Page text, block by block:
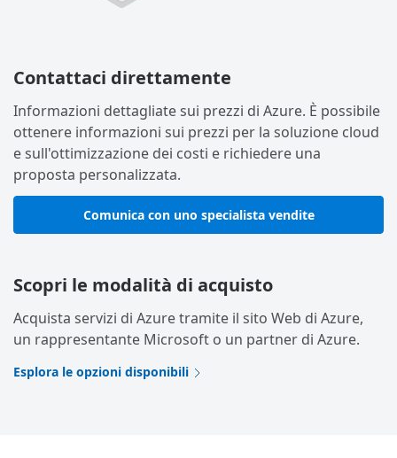
Contattaci direttamente
Informazioni dettagliate sui prezzi di Azure. È possibile
ottenere informazioni sui prezzi per la soluzione cloud
e sull'ottimizzazione dei costi e richiedere una
proposta personalizzata.
Comunica con uno specialista vendite
Scopri le modalità di acquisto
Acquista servizi di Azure tramite il sito Web di Azure,
un rappresentante Microsoft o un partner di Azure.
Esplora le opzioni disponibili